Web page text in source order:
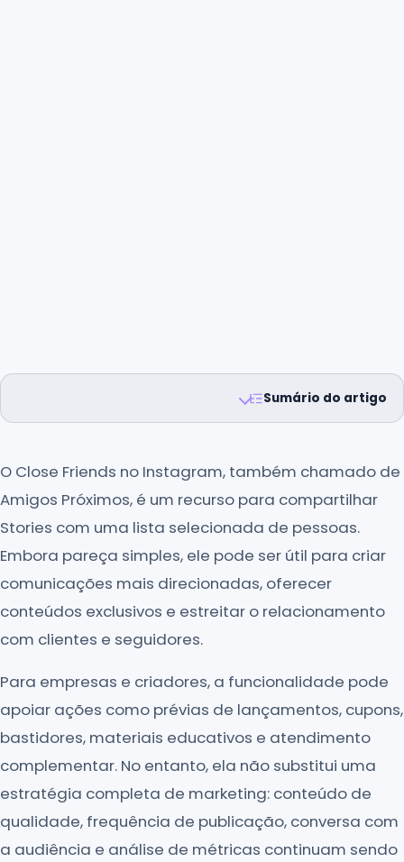
Sumário do artigo
O Close Friends no Instagram, também chamado de
Amigos Próximos, é um recurso para compartilhar
Stories com uma lista selecionada de pessoas.
Embora pareça simples, ele pode ser útil para criar
comunicações mais direcionadas, oferecer
conteúdos exclusivos e estreitar o relacionamento
com clientes e seguidores.
Para empresas e criadores, a funcionalidade pode
apoiar ações como prévias de lançamentos, cupons,
bastidores, materiais educativos e atendimento
complementar. No entanto, ela não substitui uma
estratégia completa de marketing: conteúdo de
qualidade, frequência de publicação, conversa com
a audiência e análise de métricas continuam sendo